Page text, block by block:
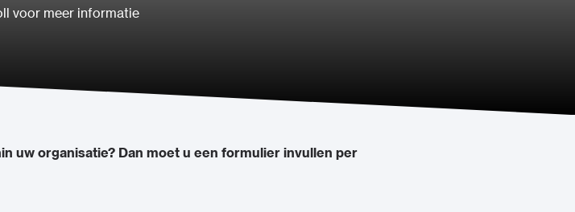
voor meer informatie
uw organisatie? Dan moet u een formulier invullen per